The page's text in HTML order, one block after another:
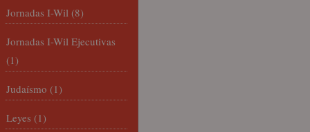
Jornadas I-Wil (8)
Jornadas I-Wil Ejecutivas
(1)
Judaísmo (1)
Leyes (1)